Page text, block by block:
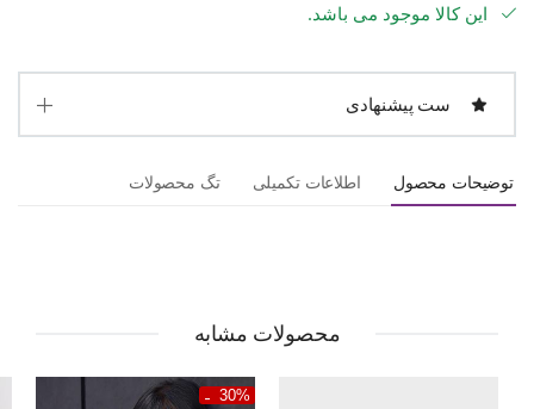
این کالا موجود می باشد.
ست پیشنهادی
توضیحات محصول اطلاعات تکمیلی تگ محصولات
محصولات مشابه
30%